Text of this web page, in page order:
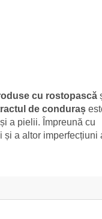
cu rostopască
de conduraș
a pielii. Împreună cu
și a altor imperfecțiuni